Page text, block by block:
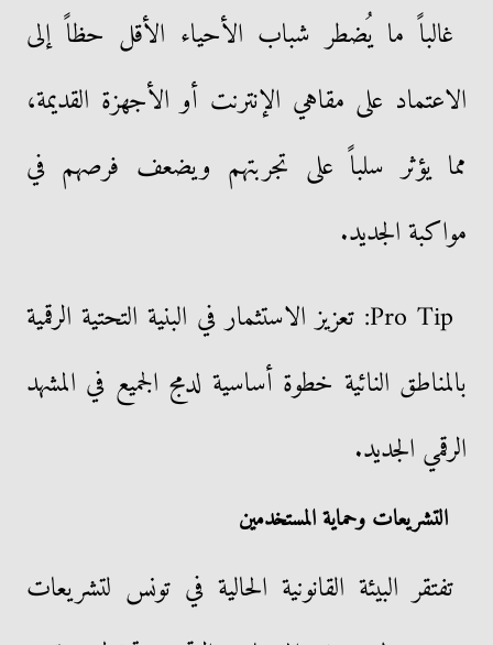
غالباً ما يُضطر شباب الأحياء الأقل حظاً إلى
الاعتماد على مقاهي الإنترنت أو الأجهزة القديمة،
مما يؤثر سلباً على تجربتهم ويضعف فرصهم في
مواكبة الجديد.
Pro Tip: تعزيز الاستثمار في البنية التحتية الرقمية
بالمناطق النائية خطوة أساسية لدمج الجميع في المشهد
الرقمي الجديد.
التشريعات وحماية المستخدمين
تفتقر البيئة القانونية الحالية في تونس لتشريعات